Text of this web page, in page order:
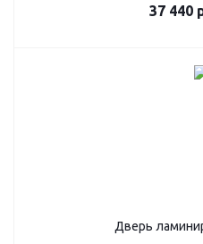
37 440
Дверь